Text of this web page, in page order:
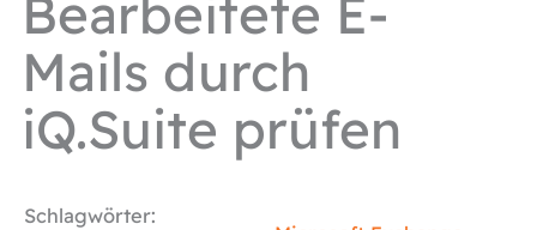
Bearbeitete E-
Mails durch
iQ.Suite prüfen
Schlagwörter: